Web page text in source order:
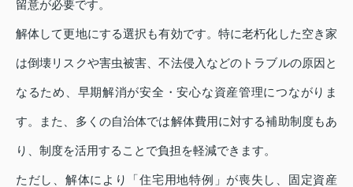
留意が必要です。
解体して更地にする選択も有効です。特に老朽化した空き家
は倒壊リスクや害虫被害、不法侵入などのトラブルの原因と
なるため、早期解消が安全・安心な資産管理につながりま
す。また、多くの自治体では解体費用に対する補助制度もあ
り、制度を活用することで負担を軽減できます。
ただし、解体により「住宅用地特例」が喪失し、固定資産